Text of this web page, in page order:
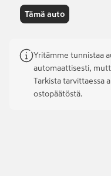
Tämä auto
Yritämme tunnistaa
automaattisesti,
Tarkista tarvittaessa
ostopäätöstä.